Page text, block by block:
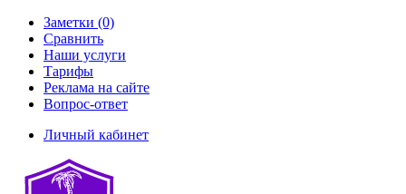
Заметки (0)
Сравнить
Наши услуги
Тарифы
Реклама на сайте
Вопрос-ответ
Личный кабинет